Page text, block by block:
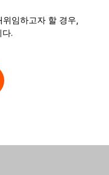
임하고자 할 경우,
.